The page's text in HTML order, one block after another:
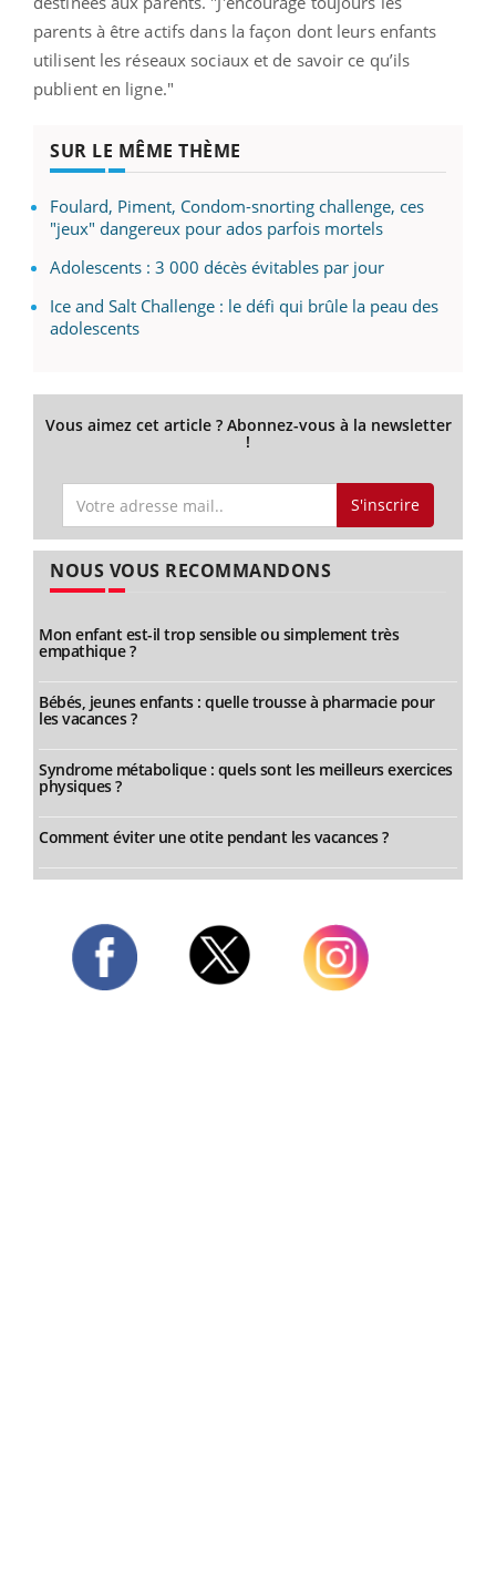
parents à être actifs dans la façon dont leurs enfants
utilisent les réseaux sociaux et de savoir ce qu’ils
publient en ligne."
SUR LE MÊME THÈME
Foulard, Piment, Condom-snorting challenge, ces
"jeux" dangereux pour ados parfois mortels
Adolescents : 3 000 décès évitables par jour
Ice and Salt Challenge : le défi qui brûle la peau des
adolescents
Vous aimez cet article ? Abonnez-vous à la newsletter
!
S'inscrire
NOUS VOUS RECOMMANDONS
Mon enfant est-il trop sensible ou simplement très
empathique ?
Bébés, jeunes enfants : quelle trousse à pharmacie pour
les vacances ?
Syndrome métabolique : quels sont les meilleurs exercices
physiques ?
Comment éviter une otite pendant les vacances ?